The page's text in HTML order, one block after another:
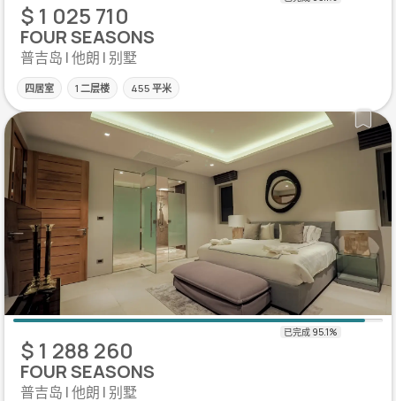
$ 1 025 710
FOUR SEASONS
普吉岛 | 他朗 | 别墅
四居室 1 二层楼 455 平米
$ 1 288 260
FOUR SEASONS
普吉岛 | 他朗 | 别墅